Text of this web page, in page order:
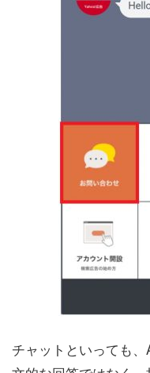
チャットといっても